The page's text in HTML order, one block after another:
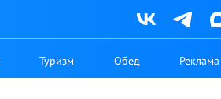
Туризм Обед Реклама